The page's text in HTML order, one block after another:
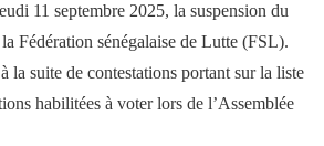
11 septembre 2025, la suspension du
Fédération sénégalaise de Lutte (FSL).
la suite de contestations portant sur la liste
habilitées à voter lors de l’Assemblée